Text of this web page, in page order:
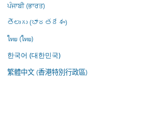
ਪੰਜਾਬੀ (ਭਾਰਤ)
తెలుగు (భారతదేశం)
ไทย (ไทย)
한국어 (대한민국)
繁體中文 (香港特別行政區)